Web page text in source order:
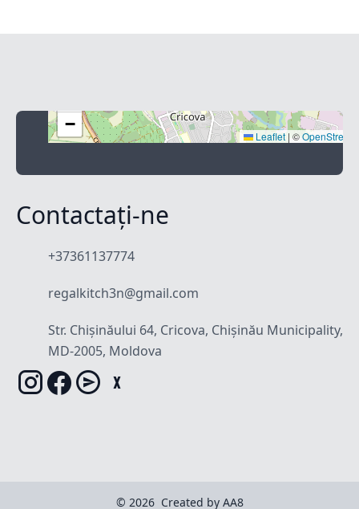
−
Leaflet | ©
Contactați-ne
+37361137774
regalkitch3n@gmail.com
Str. Chișinăului 64, Cricova, Chișinău Municipality,
MD-2005, Moldova
© 2026 Created by AA8